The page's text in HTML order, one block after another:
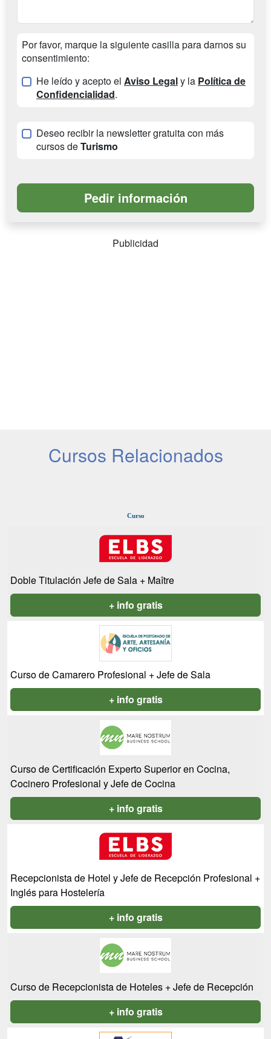
Por favor, marque la siguiente casilla para darnos su
consentimiento:
He leído y acepto el Aviso Legaly la Política de
Confidencialidad.
Deseo recibir la newsletter gratuita con más
cursos deTurismo
Publicidad
Cursos Relacionados
Curso
Doble Titulación Jefe de Sala + Maître
+ info gratis
Curso de Camarero Profesional + Jefe de Sala
+ info gratis
Curso de Certificación Experto Superior en Cocina,
Cocinero Profesional y Jefe de Cocina
+ info gratis
Recepcionista de Hotel y Jefe de Recepción Profesional +
Inglés para Hostelería
+ info gratis
Curso de Recepcionista de Hoteles + Jefe de Recepción
+ info gratis